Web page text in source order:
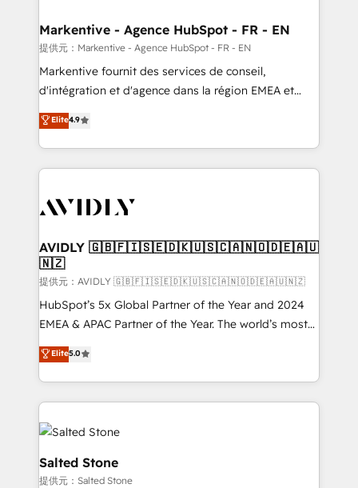
せください。
🎯Demand Gen & ABM: Drive pipeline with inbound,
ABM, AEO, SEO, & paid media. 👩‍💻Web Design:
Build high-performing websites with UX, messaging,
& conversion strategy that drive results. 🤖AI
AI, & maximize AEO with tailored AI services. 🧩
Integrations: Extend HubSpot with custom
Markentive - Agence HubSpot - FR - EN
提供元：Markentive - Agence HubSpot - FR - EN
Markentive fournit des services de conseil,
d'intégration et d'agence dans la région EMEA et
North America. Avec plus de 115 experts en
marketing automation, Growth, Revops, CRM et
webdesign. Markentive is both a consulting firm, a
digital agency and an integrator. With over 115
CRM and webdesign (We focus on EMEA - USA
Elite4.9
AVIDLY 🇬🇧🇫🇮🇸🇪🇩🇰🇺🇸🇨🇦🇳🇴🇩🇪🇦🇺
🇳🇿
提供元：AVIDLY 🇬🇧🇫🇮🇸🇪🇩🇰🇺🇸🇨🇦🇳🇴🇩🇪🇦🇺🇳🇿
HubSpot’s 5x Global Partner of the Year and 2024
EMEA & APAC Partner of the Year. The world’s most
experienced and fully accredited HubSpot Solutions
Partner. 🚀 With 2,750+ HubSpot projects delivered
and 370+ specialists across EMEA, APAC and NAM,
we de-risk complex CRM programmes and
accelerate ROI across every HubSpot Hub. 🧭 From
multi-region migrations to AI-powered automation,
we turn complexity into clarity, human at global
scale. 🏆 HubSpot’s CEO called us “the partner of the
Elite5.0
Salted Stone
提供元：Salted Stone